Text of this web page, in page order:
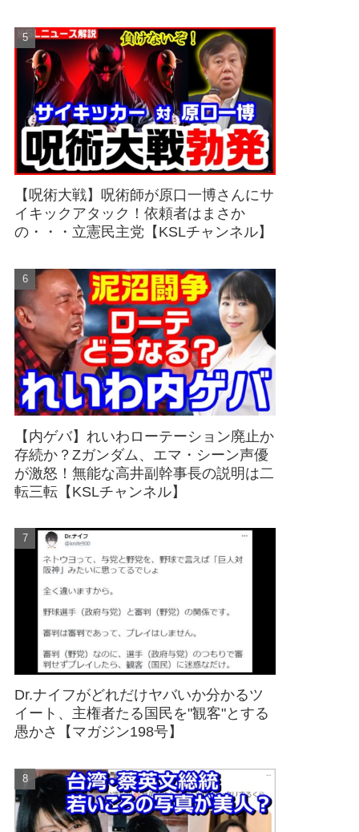
【呪術大戦】呪術師が原口一博さんにサ
イキックアタック！依頼者はまさか
の・・・立憲民主党【KSLチャンネル】
【内ゲバ】れいわローテーション廃止か
存続か？Zガンダム、エマ・シーン声優
が激怒！無能な高井副幹事長の説明は二
転三転【KSLチャンネル】
Dr.ナイフがどれだけヤバいか分かるツ
イート、主権者たる国民を"観客"とする
愚かさ【マガジン198号】